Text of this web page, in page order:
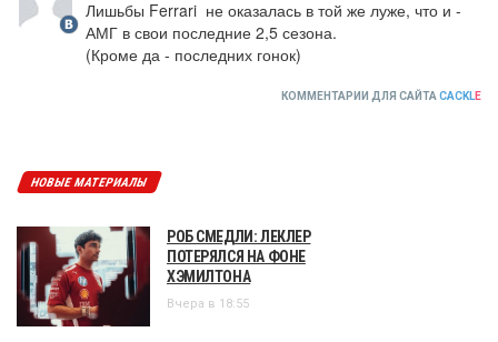
Лишьбы Ferrari  не оказалась в той же луже, что и -
АМГ в свои последние 2,5 сезона.
(Кроме да - последних гонок)
КОММЕНТАРИИ ДЛЯ САЙТА CACKLE
НОВЫЕ МАТЕРИАЛЫ
РОБ СМЕДЛИ: ЛЕКЛЕР
ПОТЕРЯЛСЯ НА ФОНЕ
ХЭМИЛТОНА
Вчера в 18:55